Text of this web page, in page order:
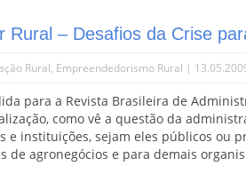
Rural – Desafios da Crise
Rural, Empreendedorismo Rural |
para a Revista Brasileira de
como vê a questão da
e instituições, sejam eles públicos ou
de agronegócios e para demais